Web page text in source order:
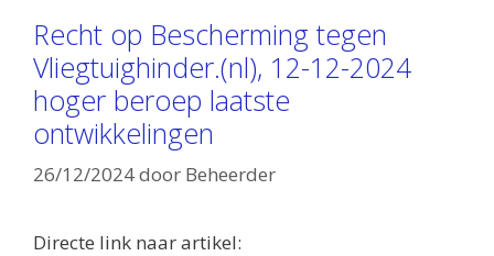
Recht op Bescherming tegen
Vliegtuighinder.(nl), 12-12-2024
hoger beroep laatste
ontwikkelingen
26/12/2024door Beheerder
Directe link naar artikel: